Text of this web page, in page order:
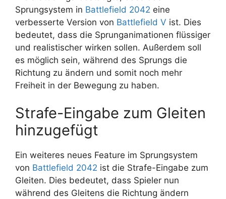
Sprungsystem in Battlefield 2042 eine
verbesserte Version von Battlefield V ist. Dies
bedeutet, dass die Sprunganimationen flüssiger
und realistischer wirken sollen. Außerdem soll
es möglich sein, während des Sprungs die
Richtung zu ändern und somit noch mehr
Freiheit in der Bewegung zu haben.
Strafe-Eingabe zum Gleiten
hinzugefügt
Ein weiteres neues Feature im Sprungsystem
von Battlefield 2042 ist die Strafe-Eingabe zum
Gleiten. Dies bedeutet, dass Spieler nun
während des Gleitens die Richtung ändern